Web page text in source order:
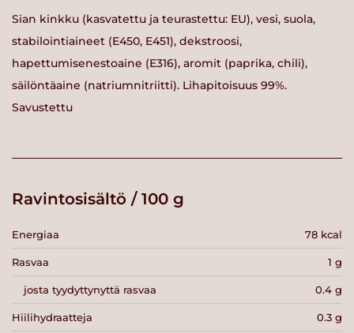
Sian kinkku (kasvatettu ja teurastettu: EU), vesi, suola,
stabilointiaineet (E450, E451), dekstroosi,
hapettumisenestoaine (E316), aromit (paprika, chili),
säilöntäaine (natriumnitriitti). Lihapitoisuus 99%.
Savustettu
Ravintosisältö / 100 g
Energiaa 78 kcal
Rasvaa 1 g
josta tyydyttynyttä rasvaa 0.4 g
Hiilihydraatteja 0.3 g